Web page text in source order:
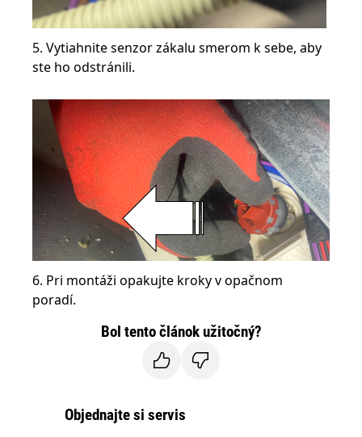
5. Vytiahnite senzor zákalu smerom k sebe, aby
ste ho odstránili.
6. Pri montáži opakujte kroky v opačnom
poradí.
Bol tento článok užitočný?
Objednajte si servis